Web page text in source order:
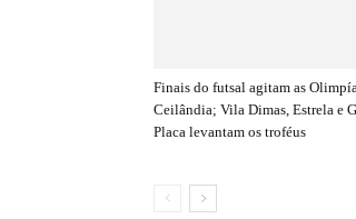
Finais do futsal agitam as
Ceilândia; Vila Dimas, Estrela e
Placa levantam os troféus